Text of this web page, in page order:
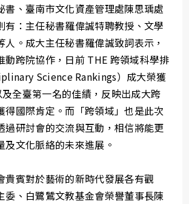
書、臺南市文化資產管理處陳思瑀處
有：主任秘書羅偉誠特聘教授、文學
人。成大主任秘書羅偉誠致詞表示，
動跨院協作，日前 THE 跨領域科學排
Science Rankings）成大榮獲
全臺第一名的佳績，反映出成大跨
得國際肯定。而「跨領域」也是此次
過研討會的交流與互動，相信將能更
及文化脈絡的未來進展。
貴賓對於藝術的新時代發展各有觀
委、白鷺鷥文教基金會榮譽董事長陳